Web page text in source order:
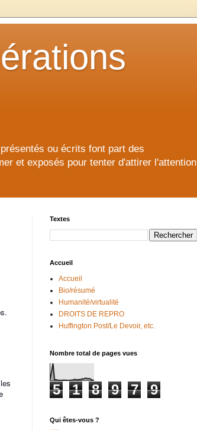
ou écrits font part des
et exposés pour tenter d'attirer l'attention
Textes
Accueil
Accueil
Bio/résumé
Humanité/virtualité
DROITS DE REPRO
Huffington Post/Le Devoir, etc.
Nombre total de pages vues
5 1 8 9 7 9
Qui êtes-vous ?